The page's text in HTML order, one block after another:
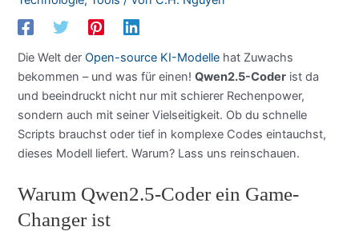
Die Welt derOpen-source KI-Modelle hat Zuwachs
bekommen – und was für einen!Qwen2.5-Coder ist da
und beeindruckt nicht nur mit schierer Rechenpower,
sondern auch mit seiner Vielseitigkeit. Ob du schnelle
Scripts brauchst oder tief in komplexe Codes eintauchst,
dieses Modell liefert. Warum? Lass uns reinschauen.
Warum Qwen2.5-Coder ein Game-
Changer ist